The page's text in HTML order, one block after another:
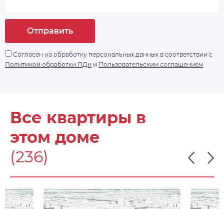
Отправить
Согласен на обработку персональных данных в соответствии с
Политикой обработки ПДн и Пользовательским соглашением
Все квартиры в
этом доме
(236)